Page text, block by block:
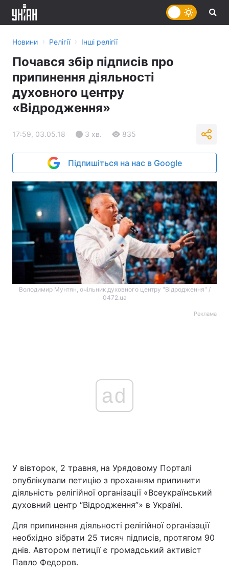
Головна Війна
Україна Політика
Економіка Світ
Новини › Релігії › Інші релігії
Почався збір підписів про
припинення діяльності
духовного центру
«Відродження»
17:59, 03.05.18 3 хв. 835
Підпишіться на нас в Google
Володимир Мунтян, очільник духовного центру "Відродження" /
0472.ua
Реклама
ad
У вівторок, 2 травня, на Урядовому Порталі
опублікували петицію з проханням припинити
діяльність релігійної організації «Всеукраїнський
духовний центр “Відродження”» в Україні.
Для припинення діяльності релігійної організації
необхідно зібрати 25 тисяч підписів, протягом 90
днів. Автором петиції є громадський активіст
Павло Федоров.